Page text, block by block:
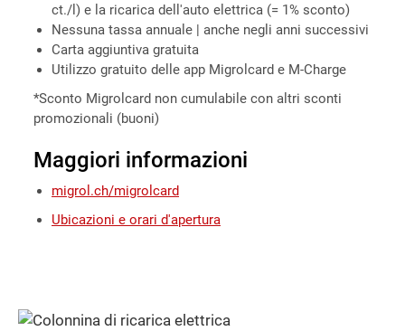
ct./l) e la ricarica dell'auto elettrica (= 1% sconto)
Nessuna tassa annuale | anche negli anni successivi
Carta aggiuntiva gratuita
Utilizzo gratuito delle app Migrolcard e M-Charge
*Sconto Migrolcard non cumulabile con altri sconti
promozionali (buoni)
Maggiori informazioni
migrol.ch/migrolcard
Ubicazioni e orari d'apertura